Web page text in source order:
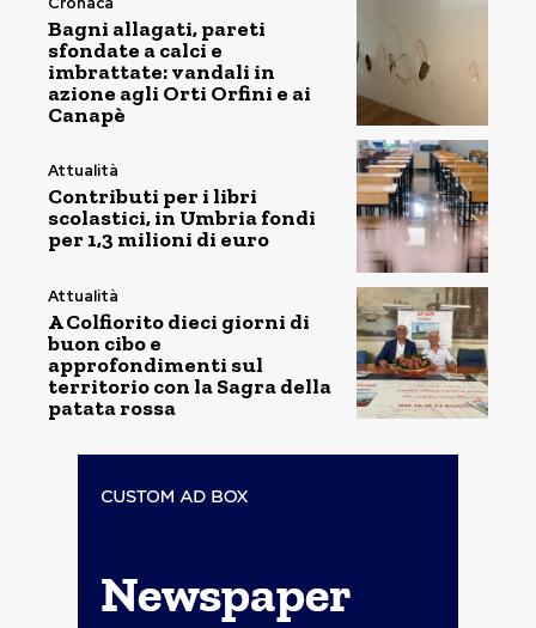
Bagni allagati, pareti
sfondate a calci e
imbrattate: vandali in
azione agli Orti Orfini e ai
Canapè
Attualità
Contributi per i libri
scolastici, in Umbria fondi
per 1,3 milioni di euro
Attualità
A Colfiorito dieci giorni di
buon cibo e
approfondimenti sul
territorio con la Sagra della
patata rossa